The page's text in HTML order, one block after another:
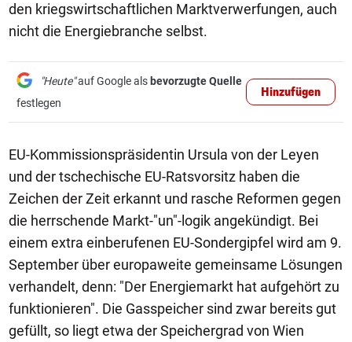
den kriegswirtschaftlichen Marktverwerfungen, auch
nicht die Energiebranche selbst.
"Heute"auf Google als bevorzugte Quelle
festlegen
Hinzufügen
EU-Kommissionspräsidentin Ursula von der Leyen
und der tschechische EU-Ratsvorsitz haben die
Zeichen der Zeit erkannt und rasche Reformen gegen
die herrschende Markt-"un"-logik angekündigt. Bei
einem extra einberufenen EU-Sondergipfel wird am 9.
September über europaweite gemeinsame Lösungen
verhandelt, denn: "Der Energiemarkt hat aufgehört zu
funktionieren". Die Gasspeicher sind zwar bereits gut
gefüllt, so liegt etwa der Speichergrad von Wien